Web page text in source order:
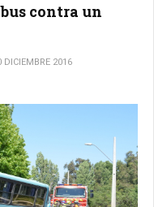
contra un
DICIEMBRE 2016